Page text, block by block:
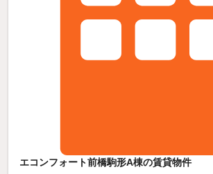
エコンフォート前橋駒形A棟の賃貸物件